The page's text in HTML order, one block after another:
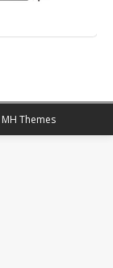
MH Themes